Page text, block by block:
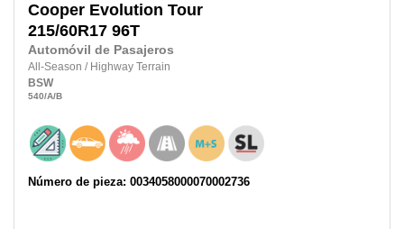
Cooper Evolution Tour
215/60R17 96T
Automóvil de Pasajeros
All-Season / Highway Terrain
BSW
540/A/B
Número de pieza: 0034058000070002736